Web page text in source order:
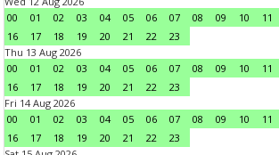
00
01 02 03 04 05 06 07 08 09 10 11
16
17 18 19 20 21 22
23
Thu 13 Aug 2026
00
01 02 03 04 05 06 07 08 09 10 11
16
17 18 19 20 21 22
23
Fri 14 Aug 2026
00
01 02 03 04 05 06 07 08 09 10 11
16
17 18 19 20 21 22
23